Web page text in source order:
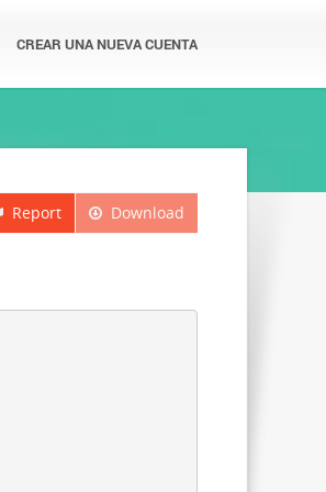
CREAR UNA NUEVA CUENTA
Download
Report